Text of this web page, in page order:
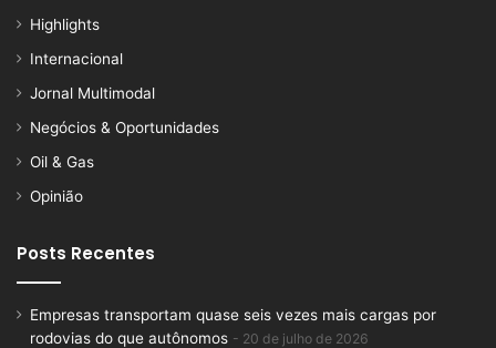
Highlights
Internacional
Jornal Multimodal
Negócios & Oportunidades
Oil & Gas
Opinião
Posts Recentes
Empresas transportam quase seis vezes mais cargas por
rodovias do que autônomos
20 de julho de 2026